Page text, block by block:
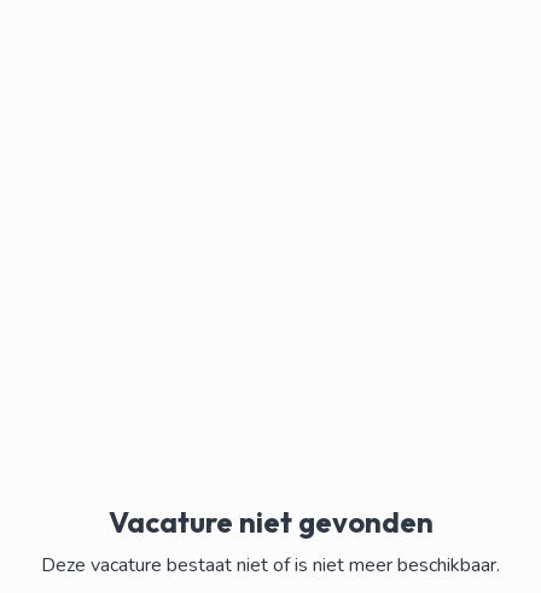
Vacature niet gevonden
Deze vacature bestaat niet of is niet meer beschikbaar.